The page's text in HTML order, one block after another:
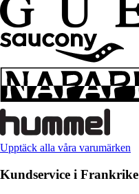
Upptäck alla våra varumärken
Kundservice i Frankrike